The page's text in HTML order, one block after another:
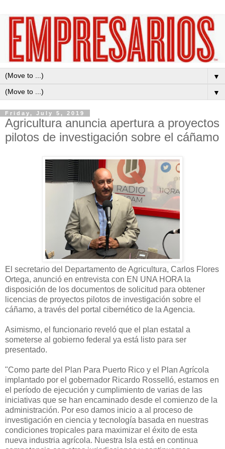
▼
▼
Friday, July 5, 2019
Agricultura anuncia apertura a proyectos
pilotos de investigación sobre el cáñamo
El secretario del Departamento de Agricultura, Carlos Flores
Ortega, anunció en entrevista con EN UNA HORA la
disposición de los documentos de solicitud para obtener
licencias de proyectos pilotos de investigación sobre el
cáñamo, a través del portal cibernético de la Agencia.
Asimismo, el funcionario reveló que el plan estatal a
someterse al gobierno federal ya está listo para ser
presentado.
"Como parte del Plan Para Puerto Rico y el Plan Agrícola
implantado por el gobernador Ricardo Rosselló, estamos en
el período de ejecución y cumplimiento de varias de las
iniciativas que se han encaminado desde el comienzo de la
administración. Por eso damos inicio a al proceso de
investigación en ciencia y tecnología basada en nuestras
condiciones tropicales para maximizar el éxito de esta
nueva industria agrícola. Nuestra Isla está en continua